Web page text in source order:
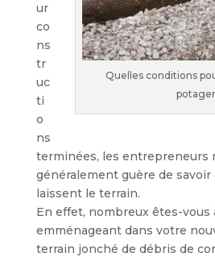
Quelles conditions
ur
co
ns
tr
uc
ti
o
ns
terminées, les entrepreneurs
généralement guère de
laissent le terrain.
En effet, nombreux êtes-vous
emménageant dans votre
terrain jonché de débris de